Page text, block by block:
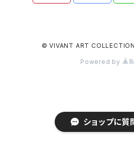
© VIVANT ART
Powered by
ショップに質